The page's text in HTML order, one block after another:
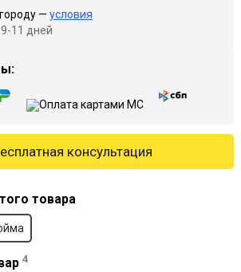
— условия
11 дней
консультация
товара
4